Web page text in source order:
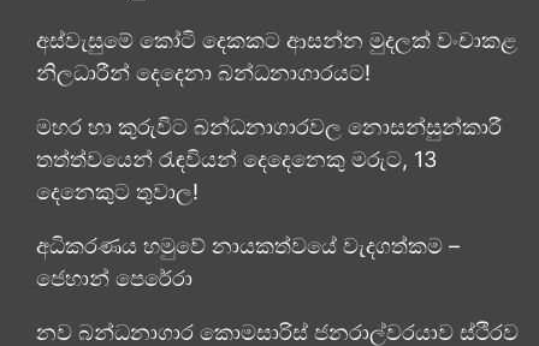
අස්වැසුමේ කෝටි දෙකකට ආසන්න මුදලක් වංචාකළ
නිලධාරීන් දෙදෙනා බන්ධනාගාරයට!
මහර හා කුරුවිට බන්ධනාගාරවල නොසන්සුන්කාරී
තත්ත්වයෙන් රැඳවියන් දෙදෙනෙකු මරුට, 13
දෙනෙකුට තුවාල!
අධිකරණය හමුවේ නායකත්වයේ වැදගත්කම –
ජෙහාන් පෙරේරා
නව බන්ධනාගාර කොමසාරිස් ජනරාල්වරයාව ස්ථිරව